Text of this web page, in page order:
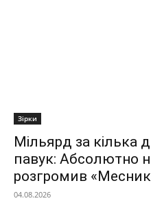
Зірки
Мільярд за кілька
павук: Абсолютно
розгромив
04.08.2026